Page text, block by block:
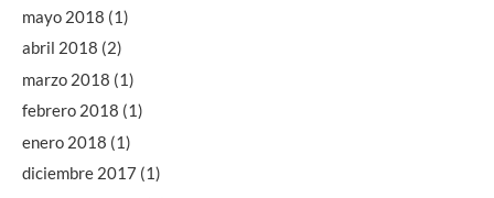
mayo 2018 (1)
abril 2018 (2)
marzo 2018 (1)
febrero 2018 (1)
enero 2018 (1)
diciembre 2017 (1)